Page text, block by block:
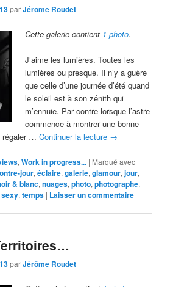
parJérôme Roudet
Cette galerie contient 1 photo.
J’aime les lumières. Toutes les
lumières ou presque. Il n’y a guère
que celle d’une journée d’été quand
le soleil est à son zénith qui
m’ennuie. Par contre lorsque l’astre
commence à montrer une bonne
régaler …Continuer la lecture →
,Work in progress... | Marqué avec
jour,éclaire,galerie,glamour,jour,
& blanc,nuages,photo,photographe,
sexy,temps | Laisser un commentaire
parJérôme Roudet